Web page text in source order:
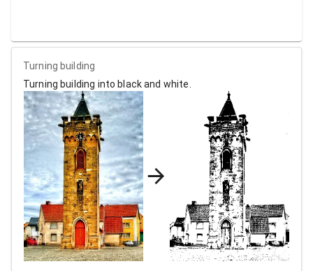
Turning building
Turning building into black and white.